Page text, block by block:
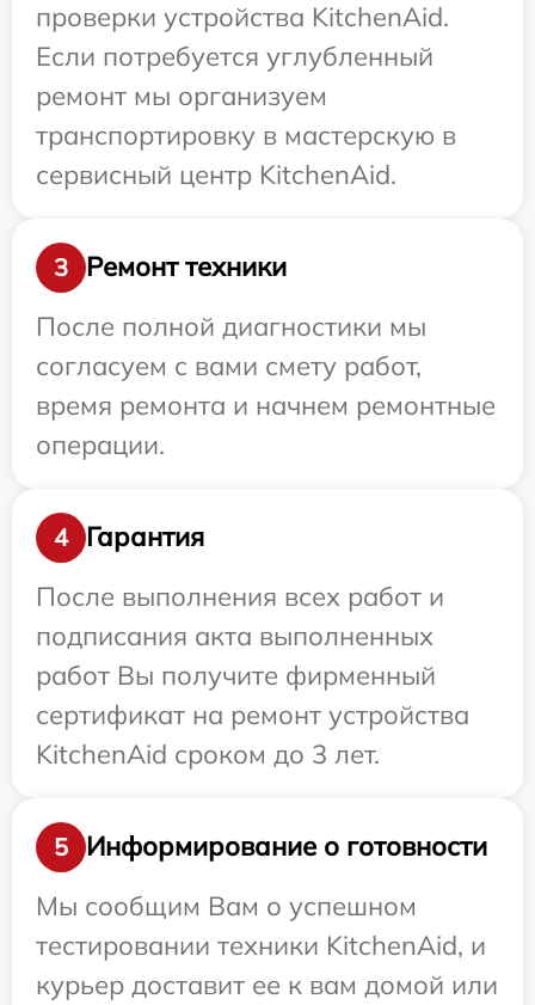
проверки устройства KitchenAid.
Если потребуется углубленный
ремонт мы организуем
транспортировку в мастерскую в
сервисный центр KitchenAid.
3
Ремонт техники
После полной диагностики мы
согласуем с вами смету работ,
время ремонта и начнем ремонтные
операции.
4
Гарантия
После выполнения всех работ и
подписания акта выполненных
работ Вы получите фирменный
сертификат на ремонт устройства
KitchenAid сроком до 3 лет.
5
Информирование о готовности
Мы сообщим Вам о успешном
тестировании техники KitchenAid, и
курьер доставит ее к вам домой или